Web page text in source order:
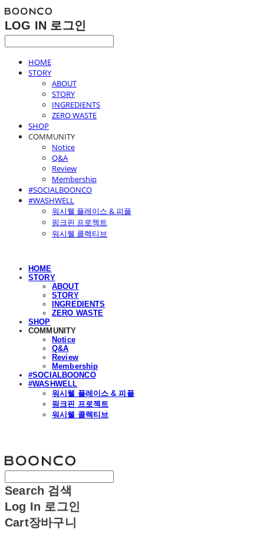
LOG IN 로그인
HOME
STORY
ABOUT
STORY
INGREDIENTS
ZERO WASTE
SHOP
COMMUNITY
Notice
Q&A
Review
Membership
#SOCIALBOONCO
#WASHWELL
워시웰 플레이스 & 피플
핑크핀 프로젝트
워시웰 콜렉티브
HOME
STORY
ABOUT
STORY
INGREDIENTS
ZERO WASTE
SHOP
COMMUNITY
Notice
Q&A
Review
Membership
#SOCIALBOONCO
#WASHWELL
워시웰 플레이스 & 피플
핑크핀 프로젝트
워시웰 콜렉티브
Search 검색
Log In 로그인
Cart장바구니